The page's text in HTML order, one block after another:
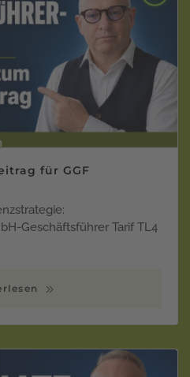
für GGF
Geschäftsführer Tarif TL4